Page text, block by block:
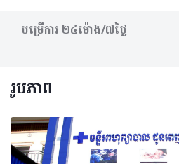
បម្រើការ​ ២៤ម៉ោង/៧ថ្ងៃ
រូបភាព